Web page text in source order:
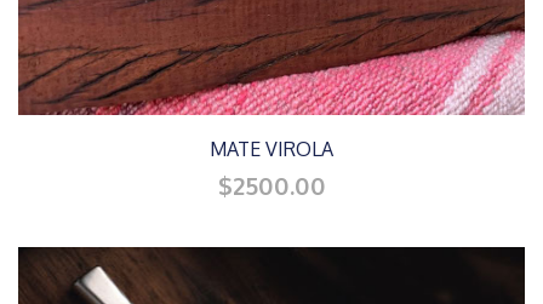
MATE VIROLA
$2500.00